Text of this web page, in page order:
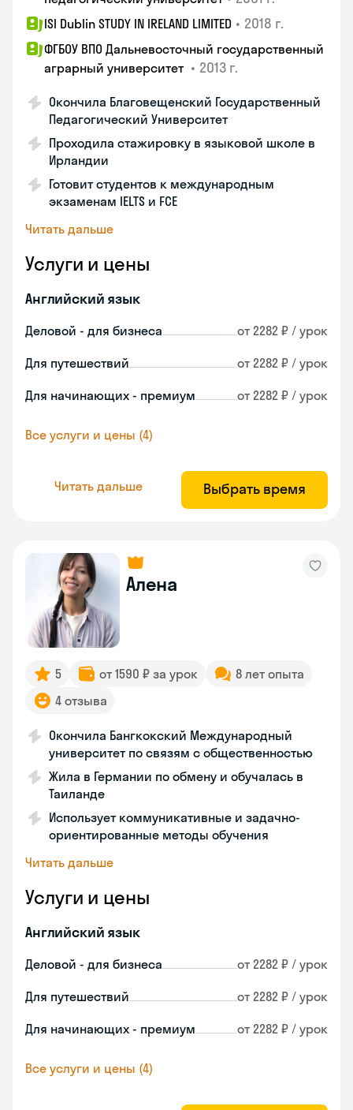
ISI Dublin STUDY IN IRELAND LIMITED • 2018 г.
ФГБОУ ВПО Дальневосточный государственный
аграрный университет • 2013 г.
Окончила Благовещенский Государственный
Педагогический Университет
Проходила стажировку в языковой школе в
Ирландии
Готовит студентов к международным
экзаменам IELTS и FCE
Читать дальше
Услуги и цены
Английский язык
Деловой - для бизнеса от 2282 ₽ / урок
Для путешествий от 2282 ₽ / урок
Для начинающих - премиум от 2282 ₽ / урок
Все услуги и цены (4)
Читать дальше Выбрать время
Алена
5 от 1590 ₽ за урок
8 лет опыта
4 отзыва
Окончила Бангкокский Международный
университет по связям с общественностью
Жила в Германии по обмену и обучалась в
Таиланде
Использует коммуникативные и задачно-
ориентированные методы обучения
Читать дальше
Услуги и цены
Английский язык
Деловой - для бизнеса от 2282 ₽ / урок
Для путешествий от 2282 ₽ / урок
Для начинающих - премиум от 2282 ₽ / урок
Все услуги и цены (4)